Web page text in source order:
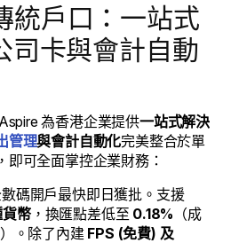
統戶口：一站式
司卡與會計自動
Aspire 為香港企業提供一站式解決
管理與會計自動化完美整合於單
可全面掌控企業財務：
碼開戶最快即日獲批。支援
幣，換匯點差低至 0.18% （成
）。除了內建 FPS (免費) 及